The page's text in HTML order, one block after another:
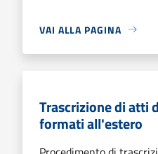
VAI ALLA PAGINA
Trascrizione di atti
formati all'estero